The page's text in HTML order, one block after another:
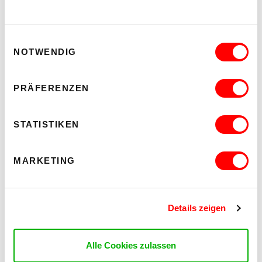
NOTWENDIG
PRÄFERENZEN
STATISTIKEN
MARKETING
Details zeigen
Alle Cookies zulassen
19:30 Uhr